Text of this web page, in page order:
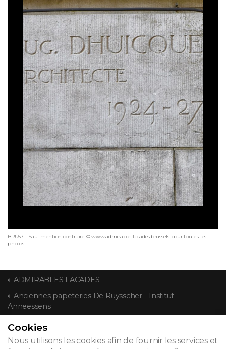
BRU57 - Sauf mention contraire © www.admirable-facades.brussels pour toutes les
photos
ADMIRABLES FACADES
Anciennes papeteries De Ruysscher - Institut
Anneessens
CONTACT
Cookies
Nous utilisons les cookies afin de fournir les services et